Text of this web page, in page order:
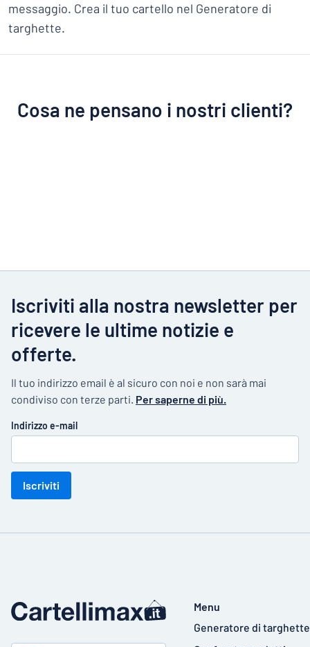
messaggio. Crea il tuo cartello nel Generatore di
targhette.
Cosa ne pensano i nostri clienti?
Iscriviti alla nostra newsletter per
ricevere le ultime notizie e
offerte.
Il tuo indirizzo email è al sicuro con noi e non sarà mai
condiviso con terze parti. Per saperne di più.
Indirizzo e-mail
Iscriviti
Menu
Generatore di targhette